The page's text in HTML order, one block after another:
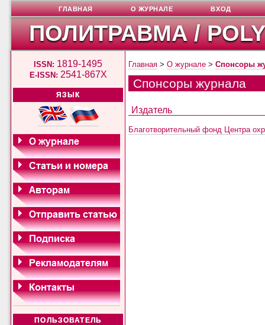
ПОЛИТРАВМА /
ISSN: 1819-1495
E-ISSN: 2541-867X
ЯЗЫК
ПОЛЬЗОВАТЕЛЬ
ГЛАВНАЯ О ЖУРНАЛЕ ВХОД
Главная >О журнале >Спонсоры
Спонсоры журнала
Издатель
Благотворительный фонд Центра